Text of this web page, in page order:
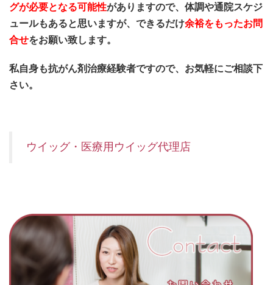
グが必要となる可能性がありますので、体調や通院スケジ
ュールもあると思いますが、できるだけ余裕をもったお問
合せをお願い致します。
私自身も抗がん剤治療経験者ですので、お気軽にご相談下
さい。
ウイッグ・医療用ウイッグ代理店